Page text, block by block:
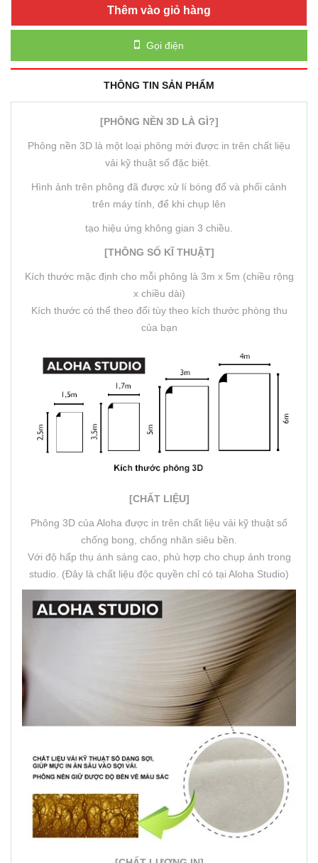
Thêm vào giỏ hàng
Gọi điện
THÔNG TIN SẢN PHẨM
[PHÔNG NỀN 3D LÀ GÌ?]
Phông nền 3D là một loại phông mới được in trên chất liệu
vải kỹ thuật số đặc biệt.
Hình ảnh trên phông đã được xử lí bóng đổ và phối cảnh
trên máy tính, để khi chụp lên
tạo hiệu ứng không gian 3 chiều.
[THÔNG SỐ KĨ THUẬT]
Kích thước mặc định cho mỗi phông là 3m x 5m (chiều rộng
x chiều dài)
Kích thước có thể theo đổi tùy theo kích thước phòng thu
của bạn
[CHẤT LIỆU]
Phông 3D của Aloha được in trên chất liệu vải kỹ thuật số
chống bong, chống nhăn siêu bền.
Với độ hấp thụ ánh sáng cao, phù hợp cho chụp ảnh trong
studio. (Đây là chất liệu độc quyền chỉ có tại Aloha Studio)